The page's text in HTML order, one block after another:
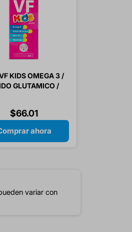
KIDS OMEGA 3 /
GLUTAMICO /
240 ML 1 PIEZA
$66.01
ahora
variar con